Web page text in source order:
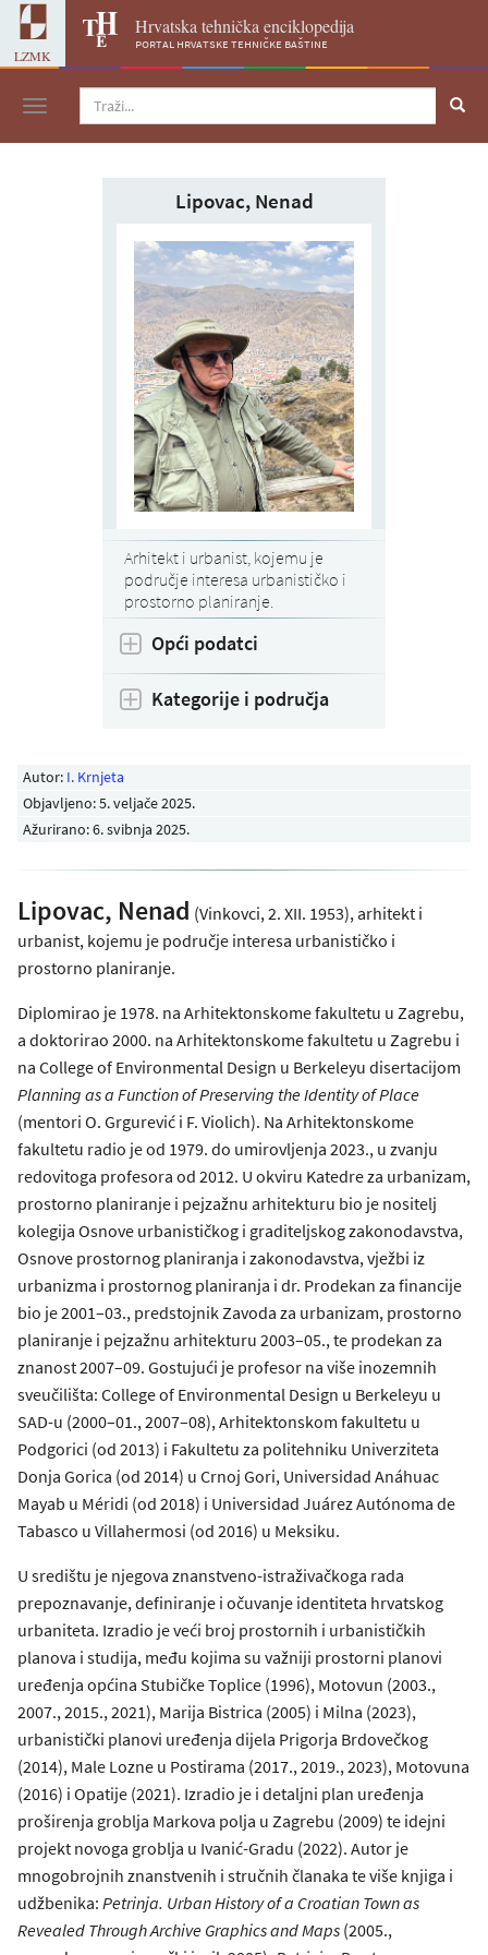
LZMK
Hrvatska tehnička enciklopedija
portal hrvatske tehničke baštine
Navigacija
Autor: I. Krnjeta
Objavljeno:5. veljače 2025.
Ažurirano: 6. svibnja 2025.
Lipovac, Nenad (Vinkovci, 2. XII. 1953), arhitekt i
urbanist, kojemu je područje interesa urbanističko i
prostorno planiranje.
Diplomirao je 1978. na Arhitektonskome fakultetu u Zagrebu,
a doktorirao 2000. na Arhitektonskome fakultetu u Zagrebu i
na College of Environmental Design u Berkeleyu disertacijom
Planning as a Function of Preserving the Identity of Place
(mentori O. Grgurević i F. Violich). Na Arhitektonskome
fakultetu radio je od 1979. do umirovljenja 2023., u zvanju
redovitoga profesora od 2012. U okviru Katedre za urbanizam,
prostorno planiranje i pejzažnu arhitekturu bio je nositelj
kolegija Osnove urbanističkog i graditeljskog zakonodavstva,
Osnove prostornog planiranja i zakonodavstva, vježbi iz
urbanizma i prostornog planiranja i dr. Prodekan za financije
bio je 2001–03., predstojnik Zavoda za urbanizam, prostorno
planiranje i pejzažnu arhitekturu 2003–05., te prodekan za
znanost 2007–09. Gostujući je profesor na više inozemnih
sveučilišta: College of Environmental Design u Berkeleyu u
SAD-u (2000–01., 2007–08), Arhitektonskom fakultetu u
Podgorici (od 2013) i Fakultetu za politehniku Univerziteta
Donja Gorica (od 2014) u Crnoj Gori, Universidad Anáhuac
Mayab u Méridi (od 2018) i Universidad Juárez Autónoma de
Tabasco u Villahermosi (od 2016) u Meksiku.
U središtu je njegova znanstveno-istraživačkoga rada
prepoznavanje, definiranje i očuvanje identiteta hrvatskog
urbaniteta. Izradio je veći broj prostornih i urbanističkih
planova i studija, među kojima su važniji prostorni planovi
uređenja općina Stubičke Toplice (1996), Motovun (2003.,
2007., 2015., 2021), Marija Bistrica (2005) i Milna (2023),
urbanistički planovi uređenja dijela Prigorja Brdovečkog
(2014), Male Lozne u Postirama (2017., 2019., 2023), Motovuna
(2016) i Opatije (2021). Izradio je i detaljni plan uređenja
proširenja groblja Markova polja u Zagrebu (2009) te idejni
projekt novoga groblja u Ivanić-Gradu (2022). Autor je
mnogobrojnih znanstvenih i stručnih članaka te više knjiga i
udžbenika: Petrinja. Urban History of a Croatian Town as
Revealed Through Archive Graphics and Maps (2005.,
Lipovac, Nenad
Arhitekt i urbanist, kojemu je
područje interesa urbanističko i
prostorno planiranje.
Opći podatci
Kategorije i područja